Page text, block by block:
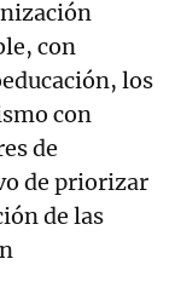
con
los
con
de
de priorizar
de las